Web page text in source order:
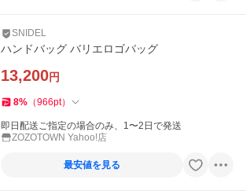
SNIDEL
ハンドバッグ バリエロゴバッグ
13,200円
8% （966pt）
即日配送ご指定の場合のみ、1〜2日で発送
ZOZOTOWN Yahoo!店
最安値を見る